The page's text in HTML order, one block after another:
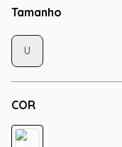
Tamanho
COR
U